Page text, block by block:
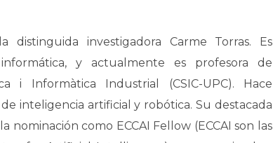
investigadora Carme Torras. Es
y actualmente es profesora de
Informàtica Industrial (CSIC-UPC). Hace
inteligencia artificial y robótica. Su destacada
nominación como ECCAI Fellow (ECCAI son las